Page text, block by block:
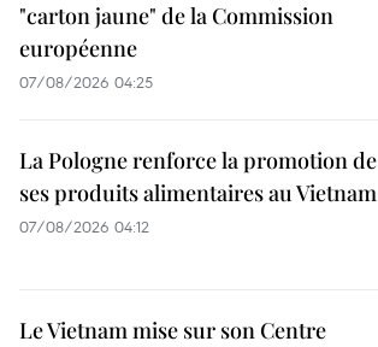
"carton jaune" de la Commission
européenne
07/08/2026 04:25
La Pologne renforce la promotion de
ses produits alimentaires au Vietnam
07/08/2026 04:12
Le Vietnam mise sur son Centre